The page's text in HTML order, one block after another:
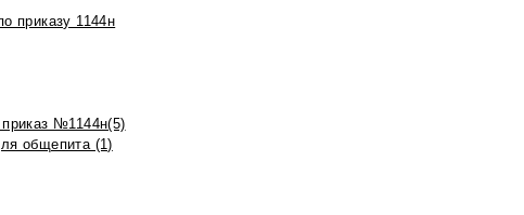
приказу 1144н
№1144н(5)
общепита (1)